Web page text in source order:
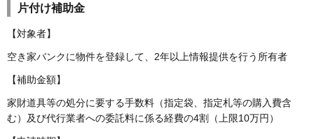
片付け補助金
【対象者】
空き家バンクに物件を登録して、2年以上情報提供を行う所有者
【補助金額】
家財道具等の処分に要する手数料（指定袋、指定札等の購入費含
む）及び代行業者への委託料に係る経費の4割（上限10万円）